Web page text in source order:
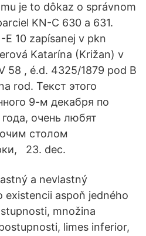
je to dôkaz o správnom
KN-C 630 a 631.
10 zapísanej v pkn
Katarína (Križan) v
58 , é.d. 4325/1879 pod B
rod. Текст этого
9-м декабря по
очень любят
столом
23. dec.
a nevlastný
existencii aspoň jedného
množina
limes inferior,